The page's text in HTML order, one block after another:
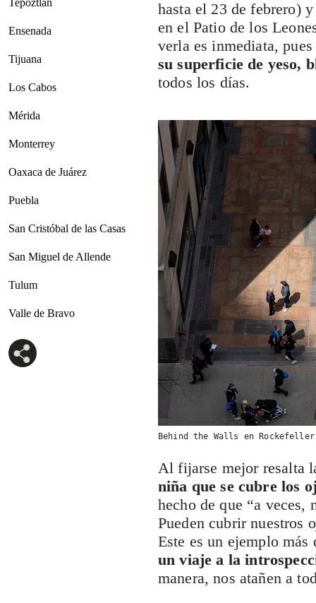
Ensenada
Tijuana
Los Cabos
Mérida
Monterrey
Oaxaca de Juárez
Puebla
San Cristóbal de las Casas
San Miguel de Allende
Tulum
Valle de Bravo
hasta el 23 de febrero)
en el Patio de los
verla es inmediata,
su superficie de yeso,
todos los días.
Behind the Walls en
Al fijarse mejor resalta
niña que se cubre los
hecho de que “a veces,
Pueden cubrir nuestros
Este es un ejemplo
un viaje a la
manera, nos atañen a